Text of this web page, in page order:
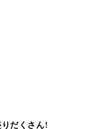
だくさん!